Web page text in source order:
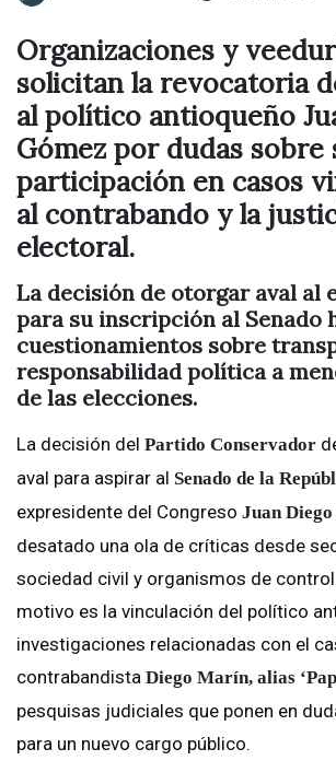
Organizaciones y
solicitan la revocatoria
al político antioqueño
Gómez por dudas sobre
participación en casos
al contrabando y la
electoral.
La decisión de otorgar aval al
para su inscripción al Senado
cuestionamientos sobre
responsabilidad política a
de las elecciones.
La decisión del Partido Conservador
aval para aspirar al Senado de la
expresidente del Congreso Juan
desatado una ola de críticas desde
sociedad civil y organismos de
motivo es la vinculación del político
investigaciones relacionadas con el
contrabandista Diego Marín, alias
pesquisas judiciales que ponen en
para un nuevo cargo público.